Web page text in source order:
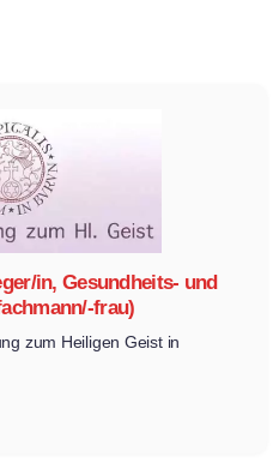
in, Gesundheits- und
frau)
zum Heiligen Geist in